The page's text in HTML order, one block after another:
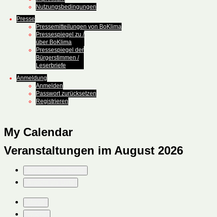
Nutzungsbedingungen
Presse
Pressemitteilungen von BoKlima
Pressespiegel zu /
über BoKlima
Pressespiegel der
Bürgerstimmen /
Leserbriefe
Anmeldung
Anmelden
Passwort zurücksetzen
Registrieren
My Calendar
Veranstaltungen im August 2026